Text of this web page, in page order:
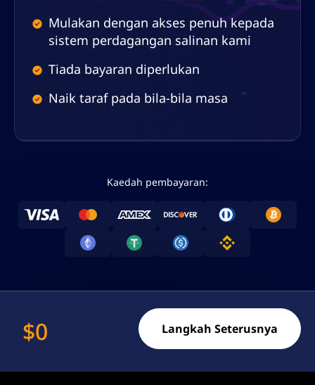
Mulakan dengan akses penuh kepada
sistem perdagangan salinan kami
Tiada bayaran diperlukan
Naik taraf pada bila-bila masa
Kaedah pembayaran:
$0 Langkah Seterusnya